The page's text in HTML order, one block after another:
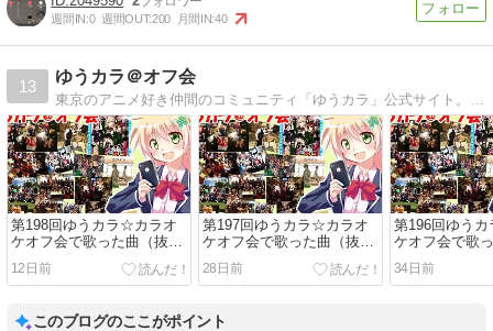
週間IN:0 週間OUT:200 月間IN:40
13
ゆうカラ＠オフ会
東京のアニメ好き仲間のコミュニティ「ゆうカラ」公式サイト。カラオケ、コスプレ、飲み会、ラジオ、ゲームなどのイベント開催。
第198回ゆうカラ☆カラオ
ケオフ会で歌った曲（抜
12日前
第197回ゆうカラ☆カラオ
ケオフ会で歌った曲（抜
28日前
第196回ゆう
ケオフ会で歌
34日前
このブログのここがポイント